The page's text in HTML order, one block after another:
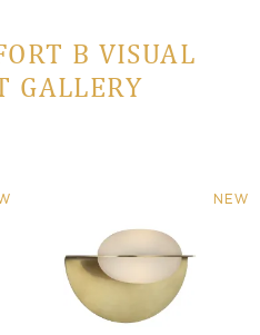
В VISUAL
GALLERY
NEW